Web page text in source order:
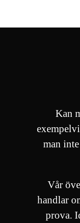
Kan
man
Vår
handlar
prova.